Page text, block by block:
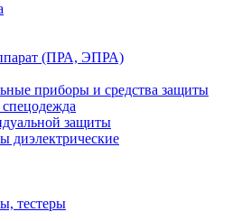
(ПРА, ЭПРА)
приборы и средства защиты
защиты
диэлектрические
тестеры